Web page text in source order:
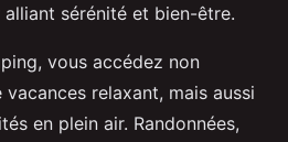
sérénité et bien-être.
vous accédez non
relaxant, mais aussi
en plein air. Randonnées,